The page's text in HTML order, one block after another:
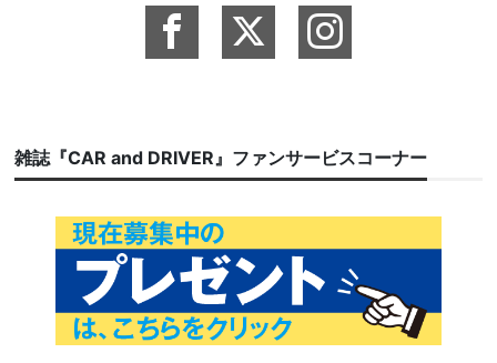
雑誌『CAR and DRIVER』ファンサービスコーナー